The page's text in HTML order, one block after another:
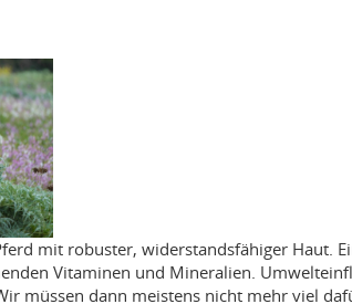
mit robuster, widerstandsfähiger Haut.
Vitaminen und Mineralien.
müssen dann meistens nicht mehr viel